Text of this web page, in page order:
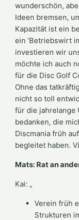
wunderschön,
Ideen bremsen,
Kapazität ist ein
ein ‘Betriebswirt
investieren wir
möchte ich auch
für die Disc Golf
Ohne das
nicht so toll
für die jahrelange
bedanken, die
Discmania früh
begleitet haben.
Mats: Rat an
Kai: „
Verein früh
Strukturen